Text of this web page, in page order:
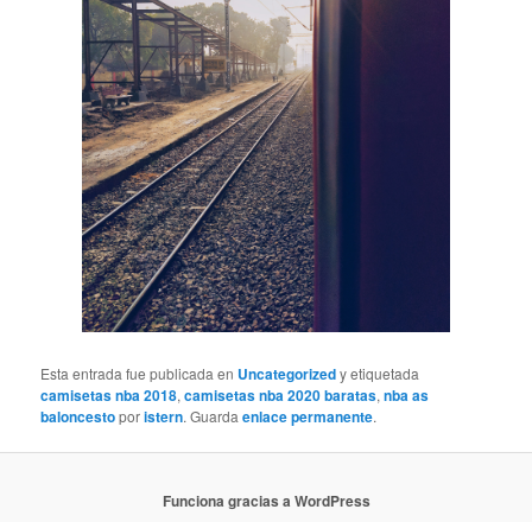
Esta entrada fue publicada en Uncategorizedy etiquetada
camisetas nba 2018,camisetas nba 2020 baratas,nba as
baloncestoporistern. Guardaenlace permanente.
Funciona gracias a WordPress